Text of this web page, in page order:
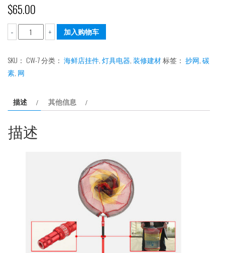
$65.00
-
素
杆
量
+ 加入购物车
SKU： CW-7分类： 海鲜店挂件,灯具电器,装修建材标签： 抄网,碳
素, 网
描述 其他信息
描述